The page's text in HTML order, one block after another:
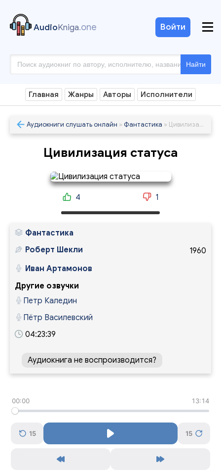
AudioKniga.one
Найти
Войти
Главная Жанры Авторы Исполнители
Аудиокниги слушать онлайн » Фантастика » Цивилизация статуса
Цивилизация статуса
4 1
Фантастика
1960
Роберт Шекли
Иван Артамонов
Другие озвучки
Петр Каледин
Пётр Василевский
04:23:39
Аудиокнига не воспроизводится?
00:00 13:14
15 15